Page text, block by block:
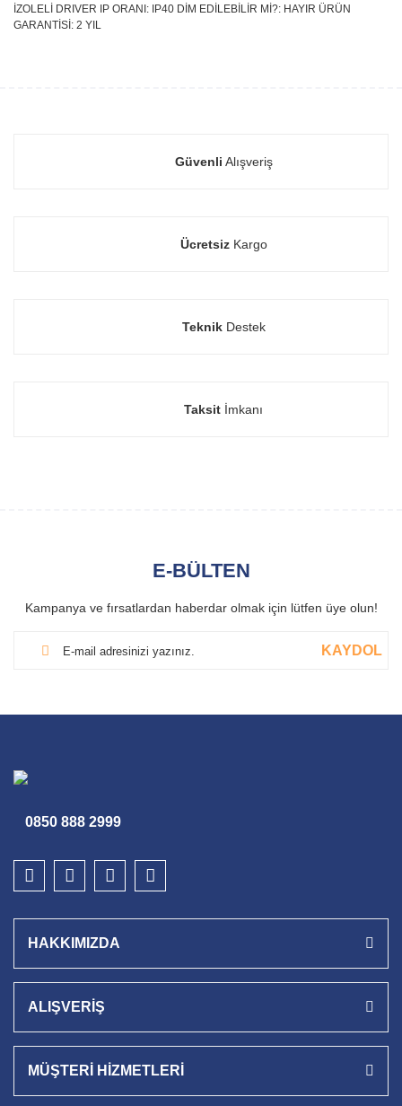
İZOLELİ DRIVER IP ORANI: IP40 DİM EDİLEBİLİR Mİ?: HAYIR ÜRÜN
GARANTİSİ: 2 YIL
Güvenli Alışveriş
ÜcretsizKargo
TeknikDestek
Taksit İmkanı
E-BÜLTEN
Kampanya ve fırsatlardan haberdar olmak için lütfen üye olun!
KAYDOL
0850 888 2999
HAKKIMIZDA
ALIŞVERİŞ
MÜŞTERİ HİZMETLERİ